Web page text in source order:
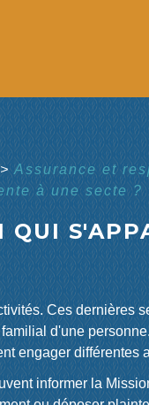
Assurance et
à une secte ?
QUI
Ces dernières
d'une
engager différentes
informer la